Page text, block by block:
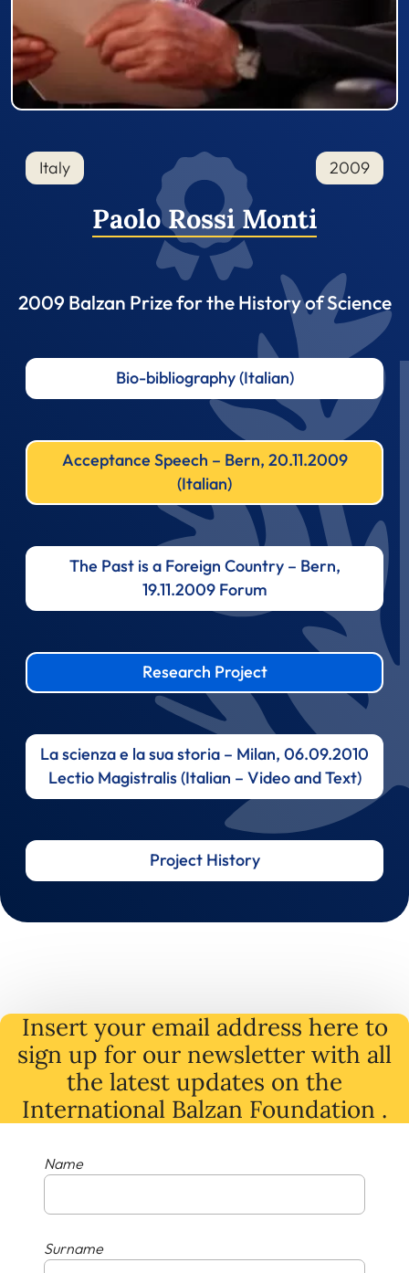
Italy 2009
Paolo Rossi Monti
2009 Balzan Prize for the History of Science
Bio-bibliography (Italian)
Acceptance Speech – Bern, 20.11.2009
(Italian)
The Past is a Foreign Country – Bern,
19.11.2009 Forum
Research Project
La scienza e la sua storia – Milan, 06.09.2010
Lectio Magistralis (Italian – Video and Text)
Project History
Insert your email address here to
sign up for our newsletter with all
the latest updates on the
International Balzan Foundation .
Name
Surname